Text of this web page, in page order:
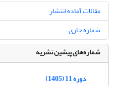
مقالات آماده انتشار
شماره جاری
شماره‌های پیشین نشریه
دوره 11 (1405)